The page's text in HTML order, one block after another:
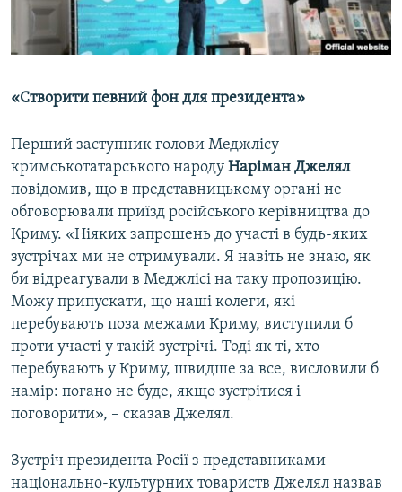
«Створити певний фон для президента»
Перший заступник голови Меджлісу
кримськотатарського народу Наріман Джелял
повідомив, що в представницькому органі не
обговорювали приїзд російського керівництва до
Криму. «Ніяких запрошень до участі в будь-яких
зустрічах ми не отримували. Я навіть не знаю, як
би відреагували в Меджлісі на таку пропозицію.
Можу припускати, що наші колеги, які
перебувають поза межами Криму, виступили б
проти участі у такій зустрічі. Тоді як ті, хто
перебувають у Криму, швидше за все, висловили б
намір: погано не буде, якщо зустрітися і
поговорити», – сказав Джелял.
Зустріч президента Росії з представниками
національно-культурних товариств Джелял назвав